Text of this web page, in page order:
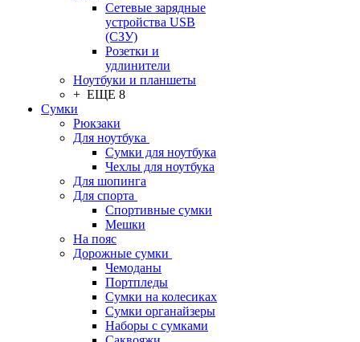
Сетевые зарядные
устройства USB
(СЗУ)
Розетки и
удлинители
Ноутбуки и планшеты
+ ЕЩЕ 8
Сумки
Рюкзаки
Для ноутбука
Сумки для ноутбука
Чехлы для ноутбука
Для шопинга
Для спорта
Спортивные сумки
Мешки
На пояс
Дорожные сумки
Чемоданы
Портпледы
Сумки на колесиках
Сумки органайзеры
Наборы с сумками